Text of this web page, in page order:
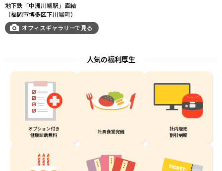
地下鉄「中洲川端駅」直結
（福岡市博多区下川端町）
オフィスギャラリーで見る
人気の福利厚生
オプション付き
健康診断無料
社員食堂完備
社内販売
割引制度